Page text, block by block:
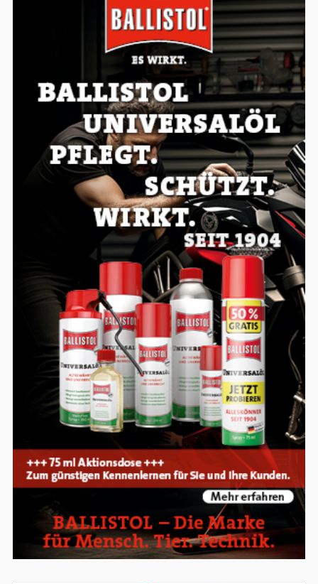
Einverständnis-Optionen des Benutzers
Cookie Laufzeit:
EXTERNE MEDIEN
Um Inhalte von Videoplattformen und
Social Media Plattformen anzeigen zu
können, werden von diesen externen
Medien Cookies gesetzt.
YouTube
Vimeo
Google Maps
Anbieter:
Google